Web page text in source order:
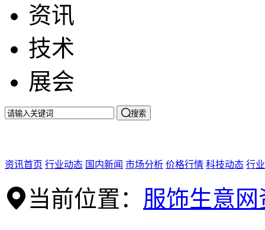
资讯
技术
展会
搜索
资讯首页 行业动态 国内新闻 市场分析 价格行情 科技动态 行
当前位置： 服饰生意网